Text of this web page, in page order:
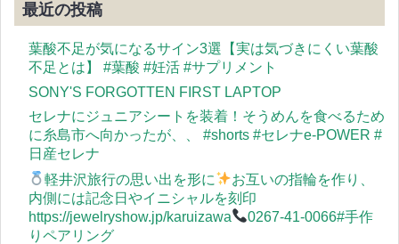
最近の投稿
葉酸不足が気になるサイン3選【実は気づきにくい葉酸
不足とは】 #葉酸 #妊活 #サプリメント
SONY'S FORGOTTEN FIRST LAPTOP
セレナにジュニアシートを装着！そうめんを食べるため
に糸島市へ向かったが、、 #shorts #セレナe-POWER #
日産セレナ
軽井沢旅行の思い出を形に
お互いの指輪を作り、
内側には記念日やイニシャルを刻印
https://jewelryshow.jp/karuizawa
0267-41-0066#手作
りペアリング